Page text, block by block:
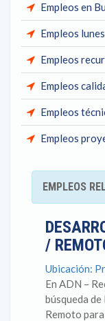
Empleos en
Empleos
Empleos
Empleos
Empleos
Empleos
EMPLEOS
/
Ubicación:
En ADN –
búsqueda
Remoto